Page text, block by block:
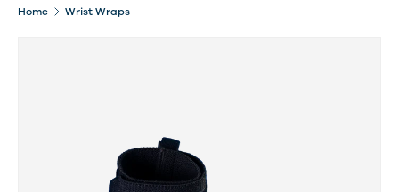
Home Wrist Wraps